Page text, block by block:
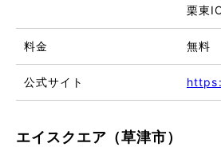
栗東
料金 無料
公式サイト
エイスクエア（草津市）